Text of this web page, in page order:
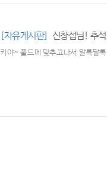
[자유게시판] 신창섭님! 추
키야~ 풀드메 맞추고나서 알록달